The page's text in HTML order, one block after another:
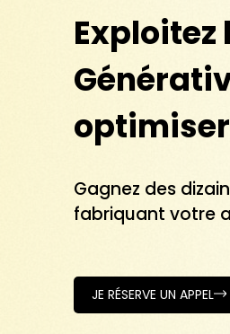
Exploitez
Gagnez des
fabriquant votre
JE RÉSERVE UN APPEL